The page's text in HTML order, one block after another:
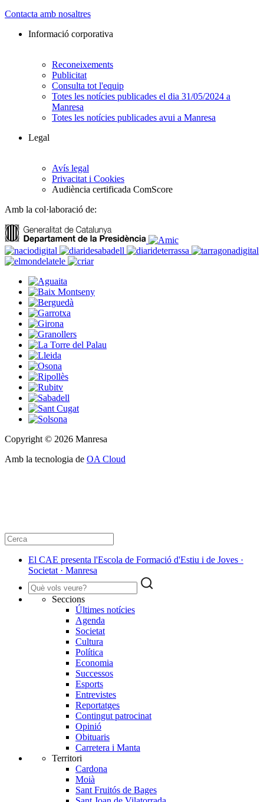
Contacta amb nosaltres
Informació corporativa
Reconeixements
Publicitat
Consulta tot l'equip
Totes les notícies publicades el dia 31/05/2024 a
Manresa
Totes les notícies publicades avui a Manresa
Legal
Avís legal
Privacitat i Cookies
Audiència certificada ComScore
Amb la col·laboració de:
Copyright © 2026 Manresa
Amb la tecnologia de OA Cloud
El CAE presenta l'Escola de Formació d'Estiu i de Joves ·
Societat · Manresa
Seccions
Últimes notícies
Agenda
Societat
Cultura
Política
Economia
Successos
Esports
Entrevistes
Reportatges
Contingut patrocinat
Opinió
Obituaris
Carretera i Manta
Territori
Cardona
Moià
Sant Fruitós de Bages